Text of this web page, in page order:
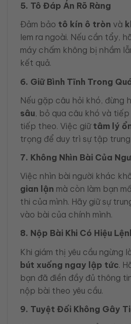
5. Tô Đáp Án Rõ Ràng
Đảm bảo tô kín ô tròn và
lem ra ngoài. Nếu cần tẩy,
máy chấm không bị nhầm
kết quả.
6. Giữ Bình Tĩnh Trong
Nếu gặp câu hỏi khó, đừng
sâu, bỏ qua câu khó và
tiếp theo. Việc giữ tâm lý
trọng để duy trì sự tập
7. Không Nhìn Bài Của
Việc nhìn bài người khác
gian lận mà còn làm bạn
thi của mình. Hãy giữ sự
vào bài của chính mình.
8. Nộp Bài Khi Có Hiệu
Khi giám thị yêu cầu ngừng
bút xuống ngay lập tức.
bạn đã điền đầy đủ thông
nộp bài theo yêu cầu.
9. Tuyệt Đối Không Gây